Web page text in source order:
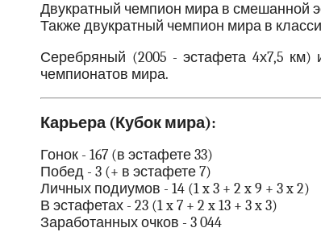
Двукратный чемпион мира в смешанной
Также двукратный чемпион мира в
Серебряный (2005 - эстафета 4х7,5
чемпионатов мира.
Карьера (Кубок мира):
Гонок - 167 (в эстафете 33)
Побед - 3 (+ в эстафете 7)
Личных подиумов - 14 (1 x 3 + 2 x 9 + 3 x 2)
В эстафетах - 23 (1 x 7 + 2 x 13 + 3 x 3)
Заработанных очков - 3 044